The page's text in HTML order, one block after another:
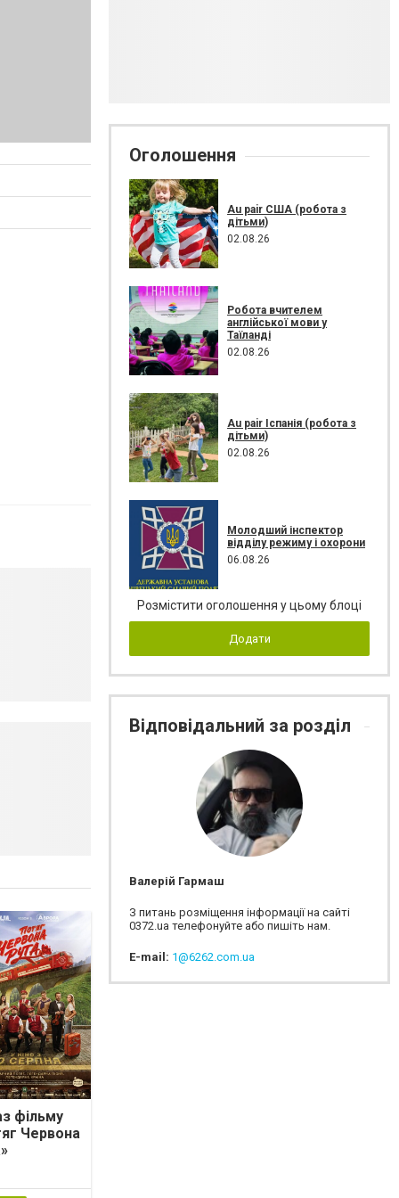
фільму
Червона
Оголошення
Au pair США (робота з
дітьми)
02.08.26
Робота вчителем
англійської мови у
Таїланді
02.08.26
Au pair Іспанія (робота з
дітьми)
02.08.26
Молодший інспектор
відділу режиму і охорони
06.08.26
Розмістити оголошення у цьому блоці
Додати
Відповідальний за розділ
Валерій Гармаш
З питань розміщення інформації на сайті
0372.ua телефонуйте або пишіть нам.
E-mail: 1@6262.com.ua